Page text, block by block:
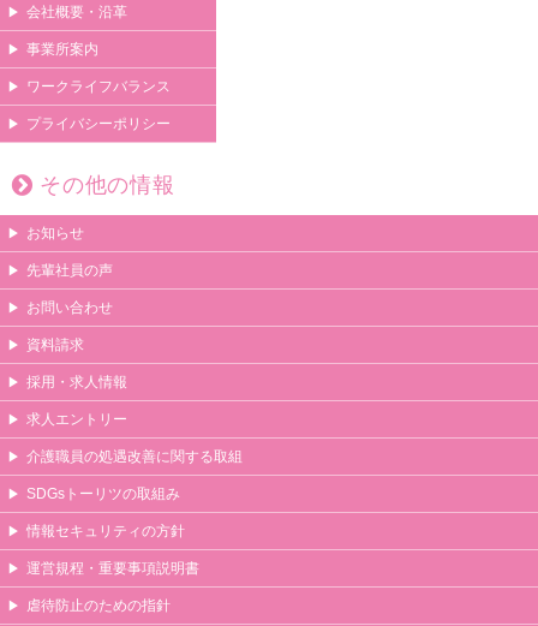
会社概要・沿革
事業所案内
ワークライフバランス
プライバシーポリシー
その他の情報
お知らせ
先輩社員の声
お問い合わせ
資料請求
採用・求人情報
求人エントリー
介護職員の処遇改善に関する取組
SDGsトーリツの取組み
情報セキュリティの方針
運営規程・重要事項説明書
虐待防止のための指針